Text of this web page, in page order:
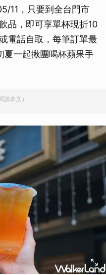
11，只要到全台門市
品，即可享單杯現折10
電話自取，每筆訂單最
夏一起揪團喝杯蘋果手
讀本文）